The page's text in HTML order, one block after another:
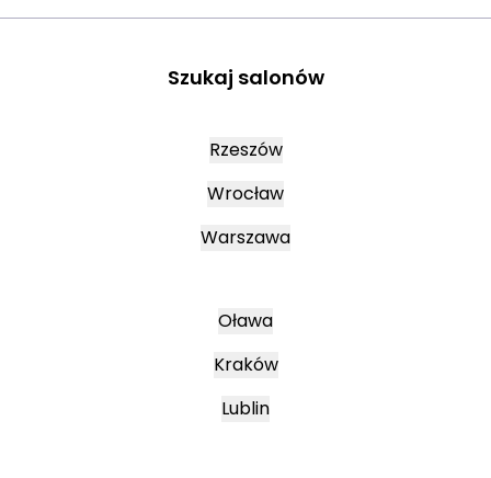
Szukaj salonów
Rzeszów
Wrocław
Warszawa
Oława
Kraków
Lublin